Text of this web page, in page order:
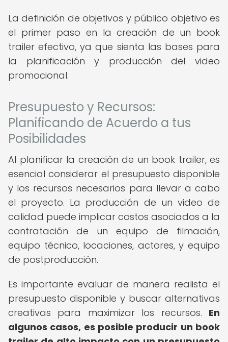
La definición de objetivos y público objetivo es
el primer paso en la creación de un book
trailer efectivo, ya que sienta las bases para
la planificación y producción del video
promocional.
Presupuesto y Recursos:
Planificando de Acuerdo a tus
Posibilidades
Al planificar la creación de un book trailer, es
esencial considerar el presupuesto disponible
y los recursos necesarios para llevar a cabo
el proyecto. La producción de un video de
calidad puede implicar costos asociados a la
contratación de un equipo de filmación,
equipo técnico, locaciones, actores, y equipo
de postproducción.
Es importante evaluar de manera realista el
presupuesto disponible y buscar alternativas
creativas para maximizar los recursos. En
algunos casos, es posible producir un book